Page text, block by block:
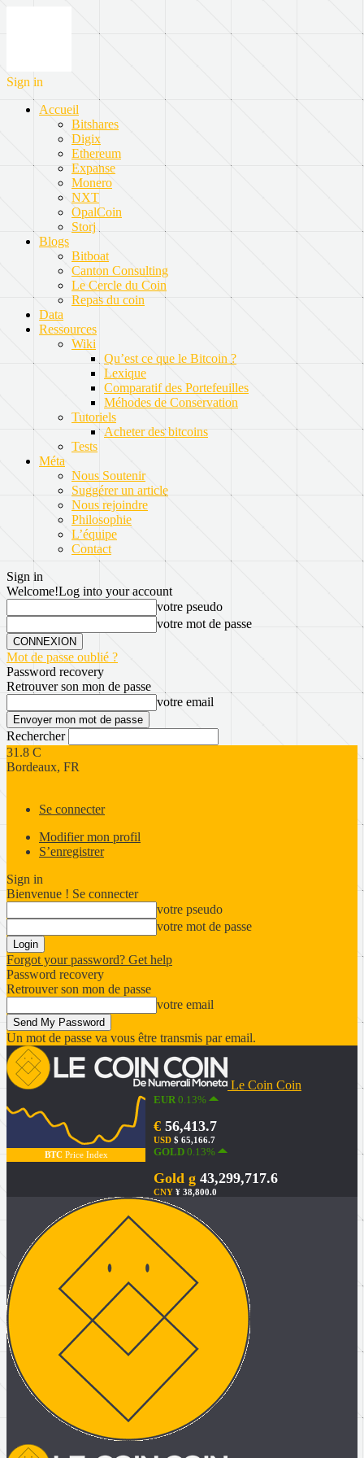
Sign in
Accueil
Bitshares
Digix
Ethereum
Expanse
Monero
NXT
OpalCoin
Storj
Blogs
Bitboat
Canton Consulting
Le Cercle du Coin
Repas du coin
Data
Ressources
Wiki
Qu’est ce que le Bitcoin ?
Lexique
Comparatif des Portefeuilles
Méhodes de Conservation
Tutoriels
Acheter des bitcoins
Tests
Méta
Nous Soutenir
Suggérer un article
Nous rejoindre
Philosophie
L’équipe
Contact
Sign in
Welcome!Log into your account
votre pseudo
votre mot de passe
Mot de passe oublié ?
Password recovery
Retrouver son mon de passe
votre email
Rechercher
31.8 C
Bordeaux, FR
Se connecter
Modifier mon profil
S’enregistrer
Sign in
Bienvenue ! Se connecter
votre pseudo
votre mot de passe
Forgot your password? Get help
Password recovery
Retrouver son mon de passe
votre email
Un mot de passe va vous être transmis par email.
Le Coin Coin
BTCPrice Index
EUR0.13%
€ 56,413.7
USD $ 65,166.7
GOLD 0.13%
Gold g 43,299,717.6
CNY ¥ 38,800.0